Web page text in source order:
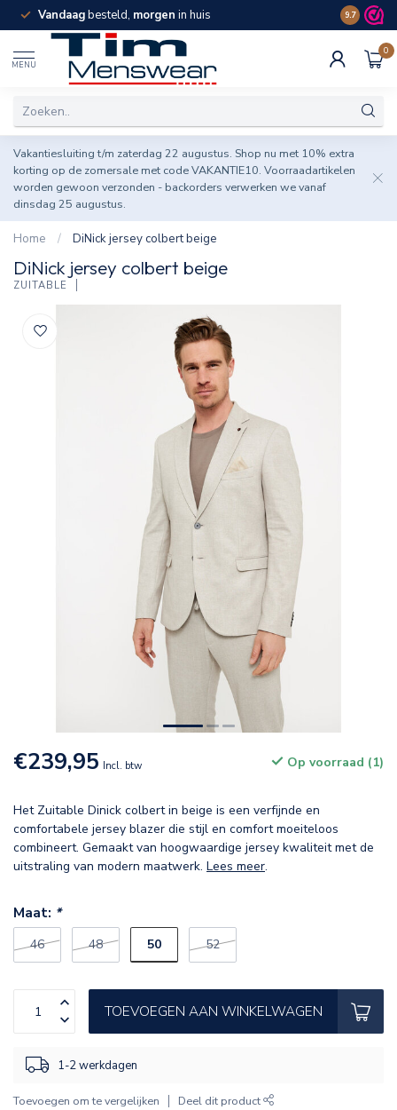
Vandaagbesteld, morgen in huis Spaar
9.7
MENU
0
Vakantiesluiting t/m zaterdag 22 augustus. Shop nu met 10% extra
korting op de zomersale met code VAKANTIE10. Voorraadartikelen
worden gewoon verzonden - backorders verwerken we vanaf
dinsdag 25 augustus.
Home / DiNick jersey colbert beige
DiNick jersey colbert beige
ZUITABLE
€239,95 Incl. btw Op voorraad (1)
Het Zuitable Dinick colbert in beige is een verfijnde en
comfortabele jersey blazer die stijl en comfort moeiteloos
combineert. Gemaakt van hoogwaardige jersey kwaliteit met de
uitstraling van modern maatwerk. Lees meer.
Maat: *
46 48 50 52
TOEVOEGEN AAN WINKELWAGEN
1-2 werkdagen
Toevoegen om te vergelijken Deel dit product